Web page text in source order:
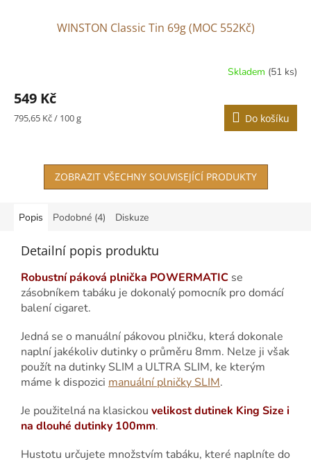
WINSTON Classic Tin 69g (MOC 552Kč)
Skladem (51 ks)
549 Kč
Měrná
795,65 Kč / 100 g Do košíku
ZOBRAZIT VŠECHNY SOUVISEJÍCÍ PRODUKTY
Popis Podobné (4) Diskuze
Detailní popis produktu
Robustní páková plnička POWERMATIC se
zásobníkem tabáku je dokonalý pomocník pro domácí
balení cigaret.
Jedná se o manuální pákovou plničku, která dokonale
naplní jakékoliv dutinky o průměru 8mm. Nelze ji však
použít na dutinky SLIM a ULTRA SLIM, ke kterým
máme k dispozici manuální plničky SLIM.
Je použitelná na klasickou velikost dutinek King Size i
na dlouhé dutinky 100mm.
Hustotu určujete množstvím tabáku, které naplníte do